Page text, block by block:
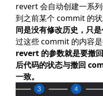
revert 会自动创建一系
到之前某个 commit 的
同是没有修改历史，只
过这些 commit 的内容是
revert 的参数就是要撤
后代码的状态与撤回
一致。